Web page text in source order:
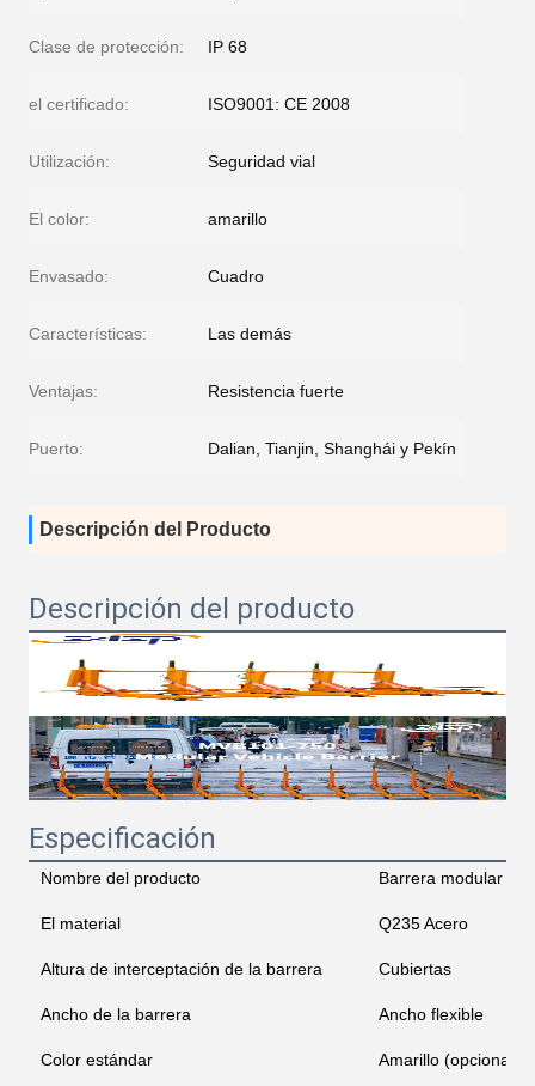
Clase de protección: IP 68
el certificado: ISO9001: CE 2008
Utilización: Seguridad vial
El color: amarillo
Envasado: Cuadro
Características: Las demás
Ventajas: Resistencia fuerte
Puerto: Dalian, Tianjin, Shanghái y Pekín
Descripción del Producto
Descripción del producto
Especificación
Nombre del producto Barrera modular
El material Q235 Acero
Altura de interceptación de la barrera Cubiertas
Ancho de la barrera Ancho flexible
Color estándar Amarillo (opcional)